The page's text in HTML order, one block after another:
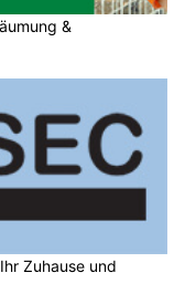
&
Zuhause und